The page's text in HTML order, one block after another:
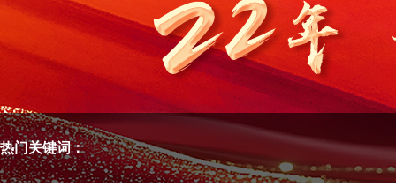
热门关键词：